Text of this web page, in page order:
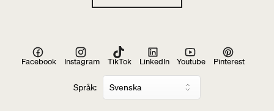
Språk:
Facebook Instagram TikTok LinkedIn Youtube Pinterest